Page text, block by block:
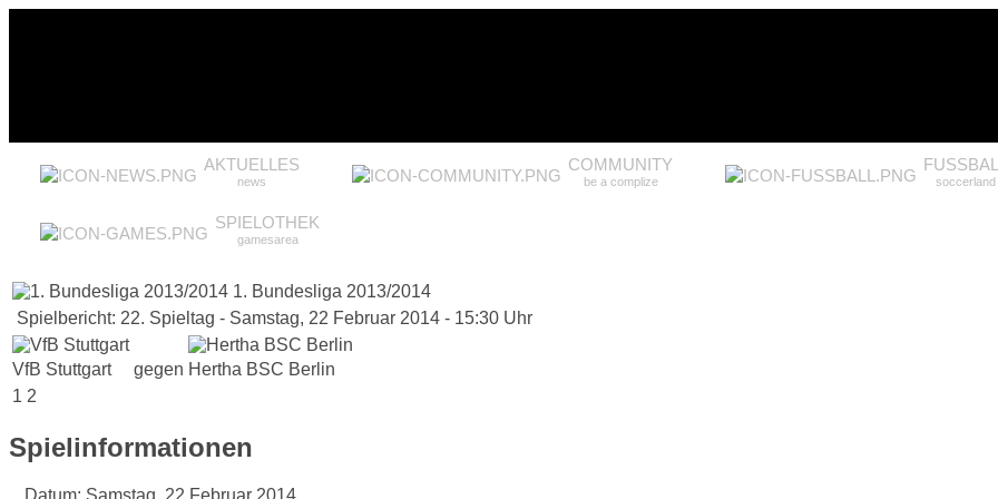
AKTUELLES
news
COMMUNITY
be a complize soccerland
SPIELOTHEK
gamesarea
1. Bundesliga 2013/2014
Spielbericht: 22. Spieltag - Samstag, 22 Februar 2014 - 15:30 Uhr
VfB Stuttgart gegen Hertha BSC Berlin
1 2
Spielinformationen
Datum: Samstag, 22 Februar 2014